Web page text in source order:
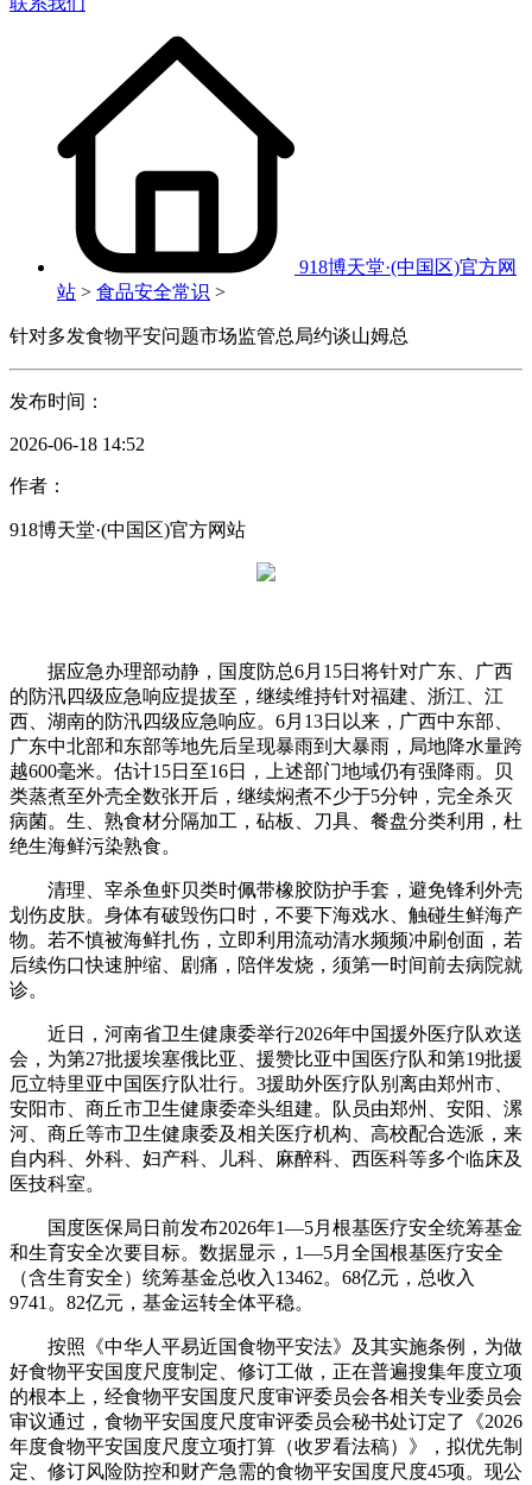
918博天堂·(中国区)官方网
站 > 食品安全常识 >
针对多发食物平安问题市场监管总局约谈山姆总
发布时间：
2026-06-18 14:52
作者：
918博天堂·(中国区)官方网站
据应急办理部动静，国度防总6月15日将针对广东、广西
的防汛四级应急响应提拔至，继续维持针对福建、浙江、江
西、湖南的防汛四级应急响应。6月13日以来，广西中东部、
广东中北部和东部等地先后呈现暴雨到大暴雨，局地降水量跨
越600毫米。估计15日至16日，上述部门地域仍有强降雨。贝
类蒸煮至外壳全数张开后，继续焖煮不少于5分钟，完全杀灭
病菌。生、熟食材分隔加工，砧板、刀具、餐盘分类利用，杜
绝生海鲜污染熟食。
清理、宰杀鱼虾贝类时佩带橡胶防护手套，避免锋利外壳
划伤皮肤。身体有破毁伤口时，不要下海戏水、触碰生鲜海产
物。若不慎被海鲜扎伤，立即利用流动清水频频冲刷创面，若
后续伤口快速肿缩、剧痛，陪伴发烧，须第一时间前去病院就
诊。
近日，河南省卫生健康委举行2026年中国援外医疗队欢送
会，为第27批援埃塞俄比亚、援赞比亚中国医疗队和第19批援
厄立特里亚中国医疗队壮行。3援助外医疗队别离由郑州市、
安阳市、商丘市卫生健康委牵头组建。队员由郑州、安阳、漯
河、商丘等市卫生健康委及相关医疗机构、高校配合选派，来
自内科、外科、妇产科、儿科、麻醉科、西医科等多个临床及
医技科室。
国度医保局日前发布2026年1—5月根基医疗安全统筹基金
和生育安全次要目标。数据显示，1—5月全国根基医疗安全
（含生育安全）统筹基金总收入13462。68亿元，总收入
9741。82亿元，基金运转全体平稳。
按照《中华人平易近国食物平安法》及其实施条例，为做
好食物平安国度尺度制定、修订工做，正在普遍搜集年度立项
的根本上，经食物平安国度尺度审评委员会各相关专业委员会
审议通过，食物平安国度尺度审评委员会秘书处订定了《2026
年度食物平安国度尺度立项打算（收罗看法稿）》，拟优先制
定、修订风险防控和财产急需的食物平安国度尺度45项。现公